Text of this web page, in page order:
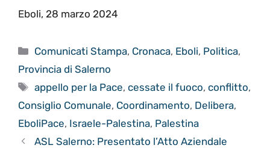
Eboli, 28 marzo 2024
Categorie
Comunicati Stampa, Cronaca, Eboli, Politica,
Provincia di Salerno
Tag
appello per la Pace,cessate il fuoco,conflitto,
Consiglio Comunale, Coordinamento, Delibera,
EboliPace, Israele-Palestina, Palestina
ASL Salerno: Presentato l’Atto Aziendale